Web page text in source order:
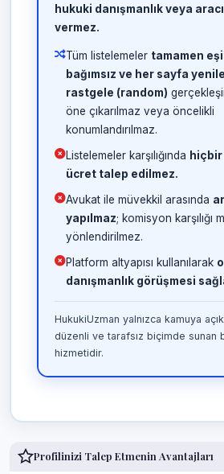
hukuki danışmanlık veya
vermez.
Tüm listelemeler tamamen
bağımsız ve her sayfa
rastgele (random)
öne çıkarılmaz veya öncelikli
konumlandırılmaz.
Listelemeler karşılığında
ücret talep edilmez.
Avukat ile müvekkil arasında
yapılmaz; komisyon karşılığı
yönlendirilmez.
Platform altyapısı kullanılarak
danışmanlık görüşmesi
HukukiUzman yalnızca kamuya
düzenli ve tarafsız biçimde sunan
hizmetidir.
Profilinizi Talep Etmenin Avantajları